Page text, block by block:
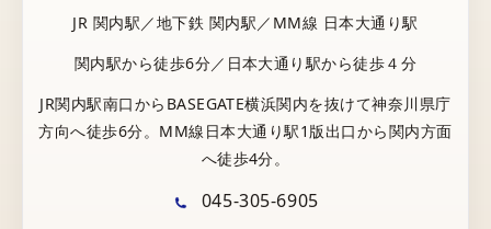
JR 関内駅／地下鉄 関内駅／MM線 日本大通り駅
関内駅から徒歩6分／日本大通り駅から徒歩４分
JR関内駅南口からBASEGATE横浜関内を抜けて神奈川県庁
方向へ徒歩6分。MM線日本大通り駅1版出口から関内方面
へ徒歩4分。
045-305-6905